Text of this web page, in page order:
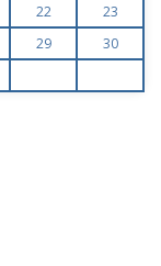
22
23
29
30